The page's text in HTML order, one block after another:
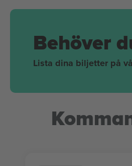
Behöver
Lista dina biljetter på